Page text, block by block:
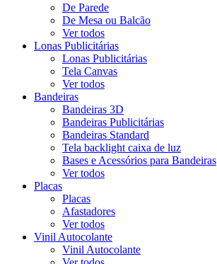
De Parede
De Mesa ou Balcão
Ver todos
Lonas Publicitárias
Lonas Publicitárias
Tela Canvas
Ver todos
Bandeiras
Bandeiras 3D
Bandeiras Publicitárias
Bandeiras Standard
Tela backlight caixa de luz
Bases e Acessórios para Bandeiras
Ver todos
Placas
Placas
Afastadores
Ver todos
Vinil Autocolante
Vinil Autocolante